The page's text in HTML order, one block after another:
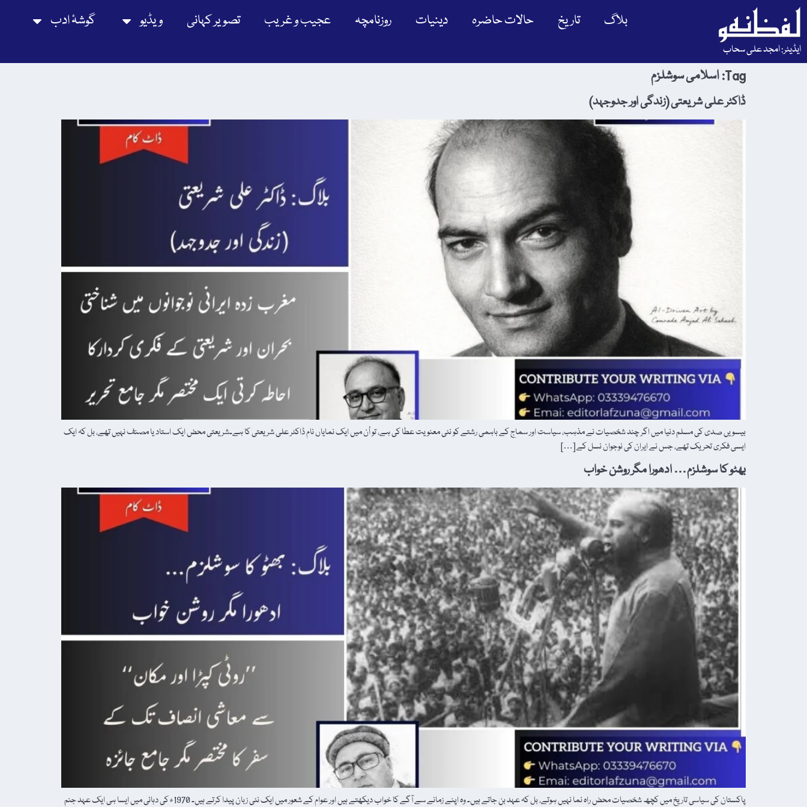
ایڈیٹر: امجد علی سحاب
بلاگ تاریخ حالات حاضرہ دینیات روزنامچہ عجیب و غریب تصویر کہانی ویڈیو گوشۂ ادب
Tag: اسلامی سوشلزم
ڈاکٹر علی شریعتی (زندگی اور جدوجہد)
بیسویں صدی کی مسلم دنیا میں اگر چند شخصیات نے مذہب، سیاست اور سماج کے باہمی رشتے کو نئی معنویت عطا کی ہے، تو اُن میں ایک نمایاں نام ڈاکٹر علی شریعتی کا ہے۔شریعتی محض ایک استاد یا مصنف نہیں تھے، بل کہ ایک
ایسی فکری تحریک تھے، جس نے ایران کی نوجوان نسل کے […]
بھٹو کا سوشلزم… ادھورا مگر روشن خواب‎
پاکستان کی سیاسی تاریخ میں کچھ شخصیات محض راہ نما نہیں ہوتے، بل کہ عہد بن جاتے ہیں۔ وہ اپنے زمانے سے آگے کا خواب دیکھتے ہیں اور عوام کے شعور میں ایک نئی زبان پیدا کرتے ہیں۔ 1970ء کی دہائی میں ایسا ہی ایک عہد جنم